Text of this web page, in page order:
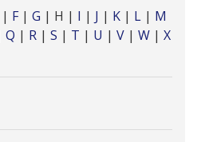
| F| G | H | I | J | K | L | M
Q | R | S | T | U | V | W | X